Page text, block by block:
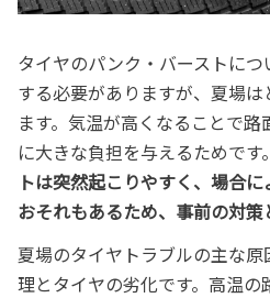
タイヤのパンク・バーストに
する必要がありますが、夏場
ます。気温が高くなることで
に大きな負担を与えるためです。
トは突然起こりやすく、場合
おそれもあるため、事前の対策
夏場のタイヤトラブルの主な
理とタイヤの劣化です。高温